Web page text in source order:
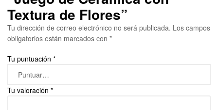
Textura de Flores”
Tu dirección de correo electrónico no será publicada. Los campos
obligatorios están marcados con *
Tu puntuación *
Tu valoración *